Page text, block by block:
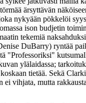
ärsyttävän
nykyään pökkelöi
ison budjetin
tekemiä
DuBarry) ryntää
"Professoriksi"
ylälaidassa;
tietää. Sekä
ei vihjata, mutta